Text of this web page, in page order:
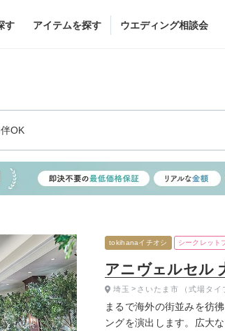
す アイテムを探す
ブーケ
会場装花
ウエディング相談会
OK
アニヴェルセル
tokihanaイチオシ シークレット
まるで海外の街並みを彷
ングを演出します。広大
埼玉 さいたま市 （式場タ